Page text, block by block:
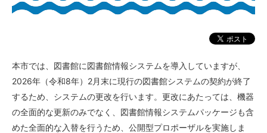
本市では、図書館に図書館情報システムを導入していますが、
2026年（令和8年）2月末に現行の図書館システムの契約が終了
するため、システムの更改を行います。更改にあたっては、機器
の全面的な更新のみでなく、図書館情報システムパッケージも含
めた全面的な入替を行うため、公開型プロポーザルを実施しま